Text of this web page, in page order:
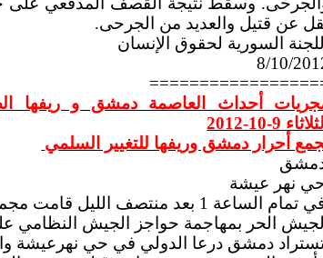
عن قتيل والعديد من الجرحى.
اللجنة السورية لحقوق الإنسان
8/10/
أحداث العاصمة دمشق و ريفها
الثلاثاء 9-10-2012
أحرار دمشق وريفها للتغيير السلمي
نهر عيشة
في تمام الساعة 1 بعد منتصف الليل
الجيش الحر بمهاجمة حواجز الجيش النظامي
دمشق درعا الدولي في حي نهرعيشة